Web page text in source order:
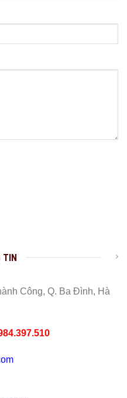
TIN
Công, Q. Ba Đình, Hà